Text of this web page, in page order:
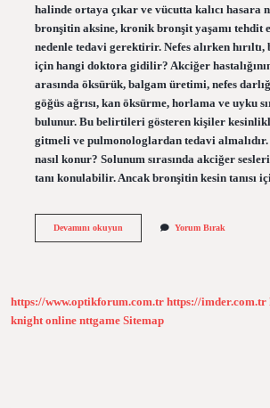
halinde ortaya çıkar ve vücutta kalıcı hasara
bronşitin aksine, kronik bronşit yaşamı tehdit
nedenle tedavi gerektirir. Nefes alırken
için hangi doktora gidilir? Akciğer
arasında öksürük, balgam üretimi, nefes
göğüs ağrısı, kan öksürme, horlama ve uyku
bulunur. Bu belirtileri gösteren kişiler
gitmeli ve pulmonologlardan tedavi
nasıl konur? Solunum sırasında akciğer
tanı konulabilir. Ancak bronşitin kesin tanısı
Devamını okuyunBronşit
Yorum Bırak
https://www.optikforum.com.tr https://imder.com.tr
knight online nttgame Sitemap